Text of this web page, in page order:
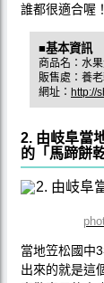
誰都很適合喔！
■基本資訊
商品名：水
販售處：養
網址： http://
2. 由岐阜當
的「馬蹄餅乾
當地笠松國中
出來的就是這